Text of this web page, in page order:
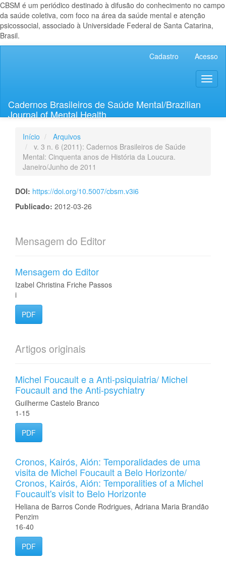
CBSM é um periódico destinado à difusão do conhecimento no campo
da saúde coletiva, com foco na área da saúde mental e atenção
psicossocial, associado à Universidade Federal de Santa Catarina,
Brasil.
Lateral
Cadastro Acesso
Cadernos Brasileiros de Saúde Mental/Brazilian
Journal of Mental Health
Início
Arquivos
v. 3 n. 6 (2011): Cadernos Brasileiros de Saúde
Mental: Cinquenta anos de História da Loucura.
Janeiro/Junho de 2011
DOI: https://doi.org/10.5007/cbsm.v3i6
Publicado: 2012-03-26
Mensagem do Editor
Mensagem do Editor
Izabel Christina Friche Passos
i
PDF
Artigos originais
Michel Foucault e a Anti-psiquiatria/ Michel
Foucault and the Anti-psychiatry
Guilherme Castelo Branco
1-15
PDF
Cronos, Kairós, Aión: Temporalidades de uma
visita de Michel Foucault a Belo Horizonte/
Cronos, Kairós, Aión: Temporalities of a Michel
Foucault's visit to Belo Horizonte
Heliana de Barros Conde Rodrigues, Adriana Maria Brandão
Penzim
16-40
PDF